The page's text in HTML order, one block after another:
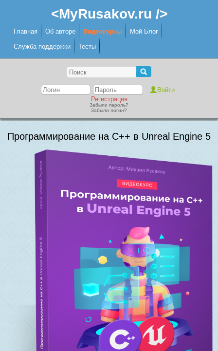
<MyRusakov.ru />
Главная Об авторе Видеокурсы Мой Блог
Служба поддержки Тесты
Регистрация
Забыли пароль?
Забыли логин?
Программирование на C++ в Unreal Engine 5